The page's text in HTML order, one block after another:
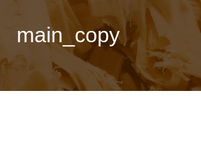
main_copy